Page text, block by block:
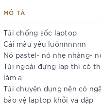
MÔ TẢ
Túi chống sốc laptop
Cái màu yêu luônnnnnn
Nó pastel- nó nhẹ nhàng-
Túi ngoài đựng lap thì có
làm a
Túi chuyên dụng nên có
bảo vệ laptop khỏi va đập